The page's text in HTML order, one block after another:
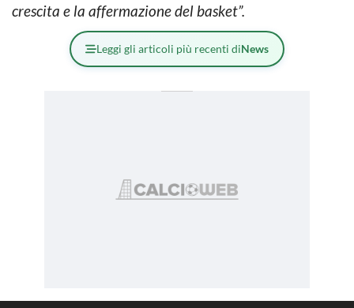
crescita e la affermazione del basket”.
Leggi gli articoli più recenti diNews